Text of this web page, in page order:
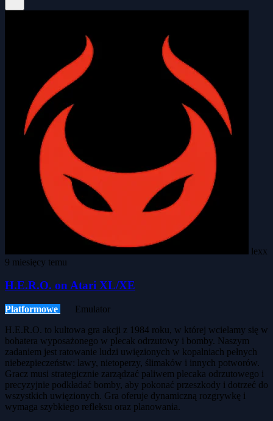
lexx
9 miesięcy temu
H.E.R.O. on Atari XL/XE
Platformowe
Emulator
H.E.R.O. to kultowa gra akcji z 1984 roku, w której wcielamy się w
bohatera wyposażonego w plecak odrzutowy i bomby. Naszym
zadaniem jest ratowanie ludzi uwięzionych w kopalniach pełnych
niebezpieczeństw: lawy, nietoperzy, ślimaków i innych potworów.
Gracz musi strategicznie zarządzać paliwem plecaka odrzutowego i
precyzyjnie podkładać bomby, aby pokonać przeszkody i dotrzeć do
wszystkich uwięzionych. Gra oferuje dynamiczną rozgrywkę i
wymaga szybkiego refleksu oraz planowania.